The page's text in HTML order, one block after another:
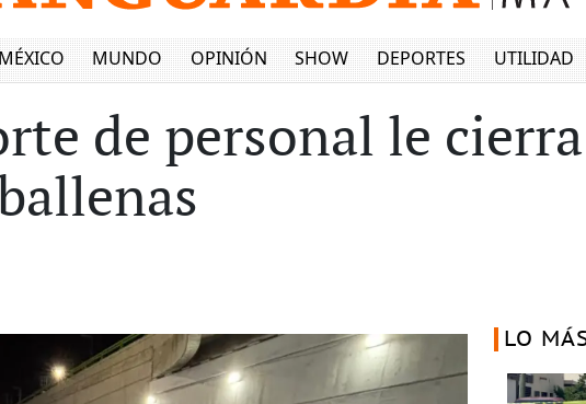
MUNDO OPINIÓN SHOW DEPORTES UTILIDAD
de personal le cierra
LO